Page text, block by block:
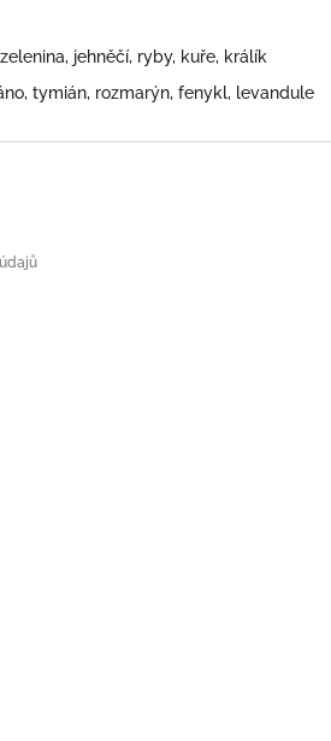
jehněčí, ryby, kuře, králík
tymián, rozmarýn, fenykl, levandule